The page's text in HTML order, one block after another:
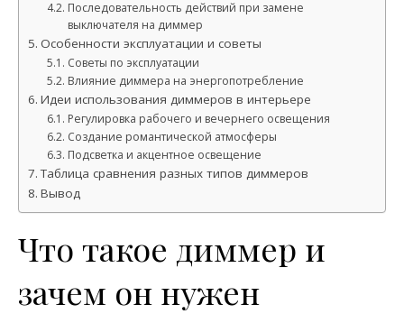
Последовательность действий при замене
выключателя на диммер
Особенности эксплуатации и советы
Советы по эксплуатации
Влияние диммера на энергопотребление
Идеи использования диммеров в интерьере
Регулировка рабочего и вечернего освещения
Создание романтической атмосферы
Подсветка и акцентное освещение
Таблица сравнения разных типов диммеров
Вывод
Что такое диммер и
зачем он нужен